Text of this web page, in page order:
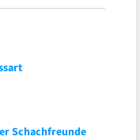
und
Schachfreunde